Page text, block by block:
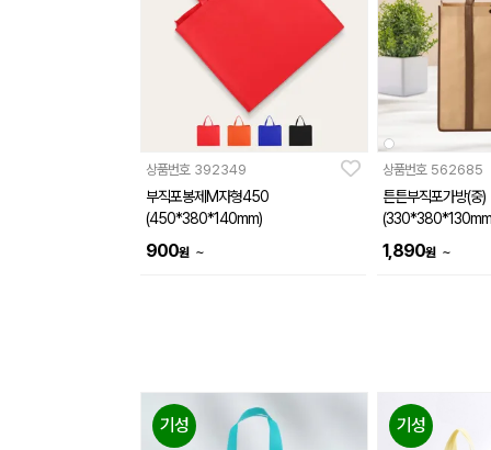
상품번호 392349
부직포봉제M자형450
(450*380*140mm)
900원 ~
상품번호 562685
튼튼부직포가방(중)
1,890원 ~
기성 기성